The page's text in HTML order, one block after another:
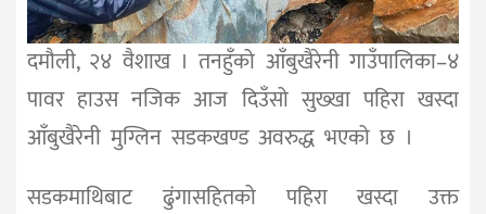
दमौली, २४ वैशाख । तनहुँको आँबुखैरेनी गाउँपालिका–४
पावर हाउस नजिक आज दिउँसो सुख्खा पहिरा खस्दा
आँबुखैरेनी मुग्लिन सडकखण्ड अवरुद्ध भएको छ ।
सडकमाथिबाट ढुंगासहितको पहिरा खस्दा उक्त